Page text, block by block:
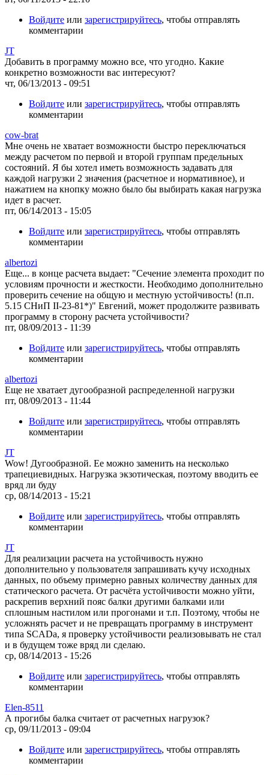
Войдите или зарегистрируйтесь, чтобы отправлять
комментарии
JT
Добавить в программу можно все, что угодно. Какие
конкретно возможности вас интересуют?
чт, 06/13/2013 - 09:51
Войдите или зарегистрируйтесь, чтобы отправлять
комментарии
cow-brat
Мне очень не хватает возможности быстро переключаться
между расчетом по первой и второй группам предельных
состояний. Я бы хотел иметь возможность задавать для
каждой нагрузки 2 значения (расчетное и нормативное), и
нажатием на кнопку можно было бы выбирать какая нагрузка
идет в расчет.
пт, 06/14/2013 - 15:05
Войдите или зарегистрируйтесь, чтобы отправлять
комментарии
albertozi
Еще... в конце расчета выдает: "Сечение элемента проходит по
условиям прочности и жесткости. Необходимо дополнительно
проверить сечение на общую и местную устойчивость! (п.п.
5.15 СНиП II-23-81*)" Евгений, может продолжите развивать
программу в сторону расчета устойчивости?
пт, 08/09/2013 - 11:39
Войдите или зарегистрируйтесь, чтобы отправлять
комментарии
albertozi
Еще не хватает дугообразной распределенной нагрузки
пт, 08/09/2013 - 11:44
Войдите или зарегистрируйтесь, чтобы отправлять
комментарии
JT
Wow! Дугообразной. Ее можно заменить на несколько
трапециевидных. Нагрузка экзотическая, поэтому вводить ее
вряд ли буду
ср, 08/14/2013 - 15:21
Войдите или зарегистрируйтесь, чтобы отправлять
комментарии
JT
Для реализации расчета на устойчивость нужно
дополнительно у пользователя запрашивать кучу исходных
данных, по объему примерно равных количеству данных для
статического расчета. От расчёта устойчивости можно уйти,
раскрепив верхний пояс балки другими балками или
сплошным настилом или прогонами и т.п. Поэтому, чтобы не
усложнять расчет и не превращать программу в инструмент
типа SCADa, я проверку устойчивости реализовывать не стал
и в будущем тоже вряд ли сделаю.
ср, 08/14/2013 - 15:26
Войдите или зарегистрируйтесь, чтобы отправлять
комментарии
Elen-8511
А прогибы балка считает от расчетных нагрузок?
ср, 09/11/2013 - 09:04
Войдите или зарегистрируйтесь, чтобы отправлять
комментарии